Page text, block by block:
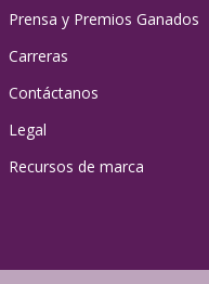
Prensa y Premios Ganados
Carreras
Contáctanos
Legal
Recursos de marca